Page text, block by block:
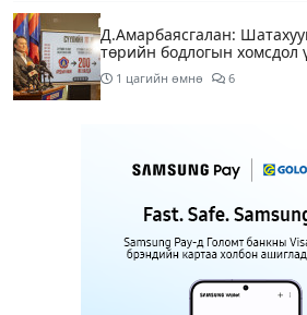
Д.Амарбаясгалан:
төрийн бодлогын хомсдол
1 цагийн өмнө 6
23:00 цагаас түр хааж,
шугамын хөндлөн
Нэгдүгээр ангид
сарын 17-ноос E-Mongolia